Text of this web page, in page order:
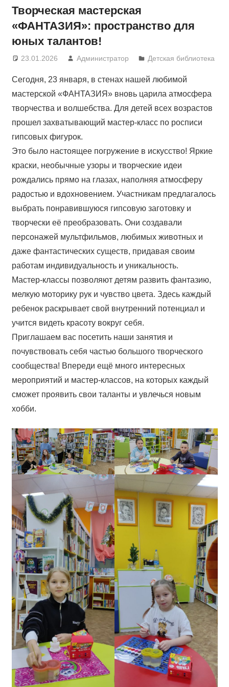
Творческая мастерская
«ФАНТАЗИЯ»: пространство для
юных талантов!
23.01.2026 Администратор Детская библиотека
Сегодня, 23 января, в стенах нашей любимой
мастерской «ФАНТАЗИЯ» вновь царила атмосфера
творчества и волшебства. Для детей всех возрастов
прошел захватывающий мастер-класс по росписи
гипсовых фигурок.
Это было настоящее погружение в искусство! Яркие
краски, необычные узоры и творческие идеи
рождались прямо на глазах, наполняя атмосферу
радостью и вдохновением. Участникам предлагалось
выбрать понравившуюся гипсовую заготовку и
творчески её преобразовать. Они создавали
персонажей мультфильмов, любимых животных и
даже фантастических существ, придавая своим
работам индивидуальность и уникальность.
Мастер-классы позволяют детям развить фантазию,
мелкую моторику рук и чувство цвета. Здесь каждый
ребенок раскрывает свой внутренний потенциал и
учится видеть красоту вокруг себя.
Приглашаем вас посетить наши занятия и
почувствовать себя частью большого творческого
сообщества! Впереди ещё много интересных
мероприятий и мастер-классов, на которых каждый
сможет проявить свои таланты и увлечься новым
хобби.